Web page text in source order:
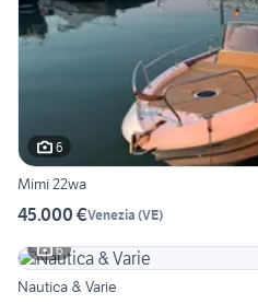
6
Mimi 22wa
45.000 €Venezia (VE)
6
Nautica & Varie